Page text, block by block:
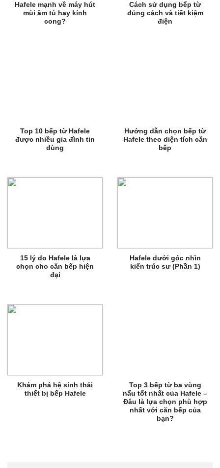
Hafele mạnh về máy hút
mùi âm tủ hay kính
cong?
Cách sử dụng bếp từ
đúng cách và tiết kiệm
điện
Top 10 bếp từ Hafele
được nhiều gia đình tin
dùng
Hướng dẫn chọn bếp từ
Hafele theo diện tích căn
bếp
15 lý do Hafele là lựa
chọn cho căn bếp hiện
đại
Hafele dưới góc nhìn
kiến trúc sư (Phần 1)
Khám phá hệ sinh thái
thiết bị bếp Hafele
Top 3 bếp từ ba vùng
nấu tốt nhất của Hafele –
Đâu là lựa chọn phù hợp
nhất với căn bếp của
bạn?